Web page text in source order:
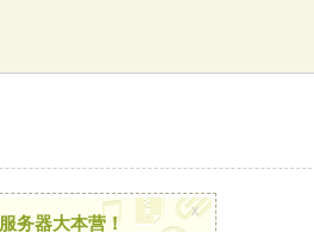
务器大本营！
x